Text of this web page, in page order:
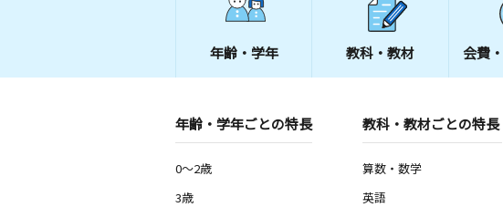
年齢・学年 教科・教材 会費・
年齢・学年ごとの特長
0～2歳
3歳
教科・教材ごとの特長
算数・数学
英語